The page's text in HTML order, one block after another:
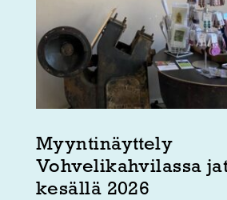
Myyntinäyttely
Vohvelikahvilassa
kesällä 2026